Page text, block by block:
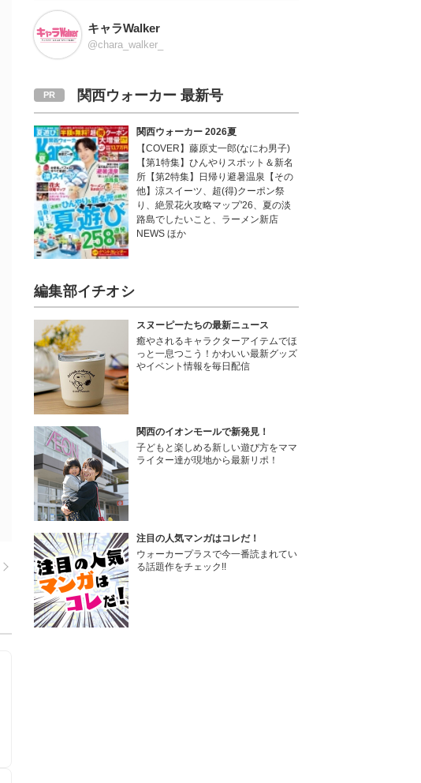
キャラWalker
@chara_walker_
関西ウォーカー 最新号
関西ウォーカー 2026夏
【COVER】藤原丈一郎(なにわ男子)
【第1特集】ひんやりスポット＆新名
所【第2特集】日帰り避暑温泉【その
他】涼スイーツ、超(得)クーポン祭
り、絶景花火攻略マップ'26、夏の淡
路島でしたいこと、ラーメン新店
NEWS ほか
編集部イチオシ
スヌーピーたちの最新ニュース
癒やされるキャラクターアイテムでほ
っと一息つこう！かわいい最新グッズ
やイベント情報を毎日配信
関西のイオンモールで新発見！
子どもと楽しめる新しい遊び方をママ
ライター達が現地から最新リポ！
注目の人気マンガはコレだ！
ウォーカープラスで今一番読まれてい
る話題作をチェック!!